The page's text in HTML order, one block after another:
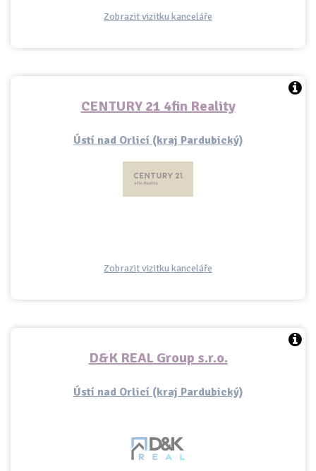
Zobrazit vizitku kanceláře
CENTURY 21 4fin Reality
Ústí nad Orlicí (kraj Pardubický)
Zobrazit vizitku kanceláře
D&K REAL Group s.r.o.
Ústí nad Orlicí (kraj Pardubický)